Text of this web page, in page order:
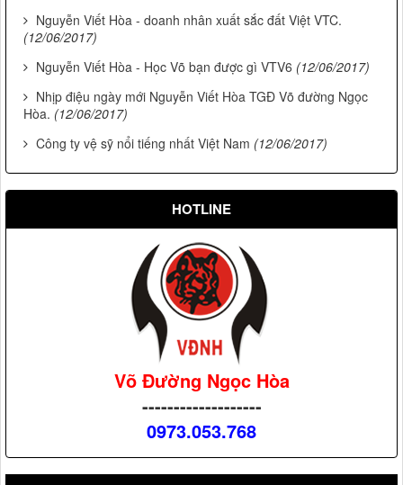
Nguyễn Viết Hòa - doanh nhân xuất sắc đất Việt VTC.
(12/06/2017)
Nguyễn Viết Hòa - Học Võ bạn được gì VTV6 (12/06/2017)
Nhịp điệu ngày mới Nguyễn Viết Hòa TGĐ Võ đường Ngọc
Hòa. (12/06/2017)
Công ty vệ sỹ nổi tiếng nhất Việt Nam (12/06/2017)
HOTLINE
Võ Đường Ngọc Hòa
-------------------
0973.053.768